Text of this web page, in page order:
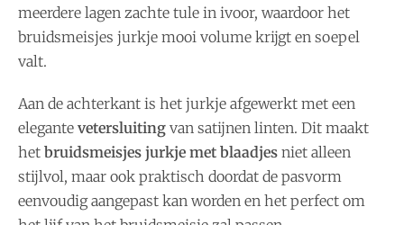
meerdere lagen zachte tule in ivoor, waardoor het
bruidsmeisjes jurkje mooi volume krijgt en soepel
valt.
Aan de achterkant is het jurkje afgewerkt met een
elegante vetersluiting van satijnen linten. Dit maakt
het bruidsmeisjes jurkje met blaadjes niet alleen
stijlvol, maar ook praktisch doordat de pasvorm
eenvoudig aangepast kan worden en het perfect om